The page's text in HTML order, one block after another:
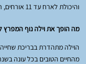
והיכולת לארח עד 11 אורחים, הוילה מציעה חווית אירוח שאין לה מתחרים.
מה הופך את וילה נוף המפרץ
הוילה מתהדרת בבריכת
מהחיים הטובים בכל עונה